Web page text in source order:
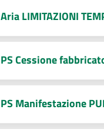
Aria LIMITAZIONI
PS Cessione
PS Manifestazione